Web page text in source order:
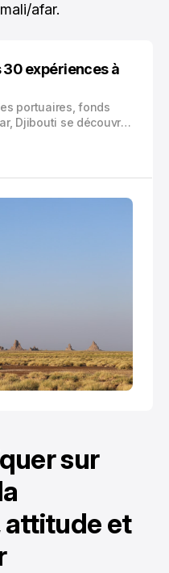
afar.
30 expériences à
portuaires, fonds
Djibouti se découvre
un itinéraire
sur
attitude et